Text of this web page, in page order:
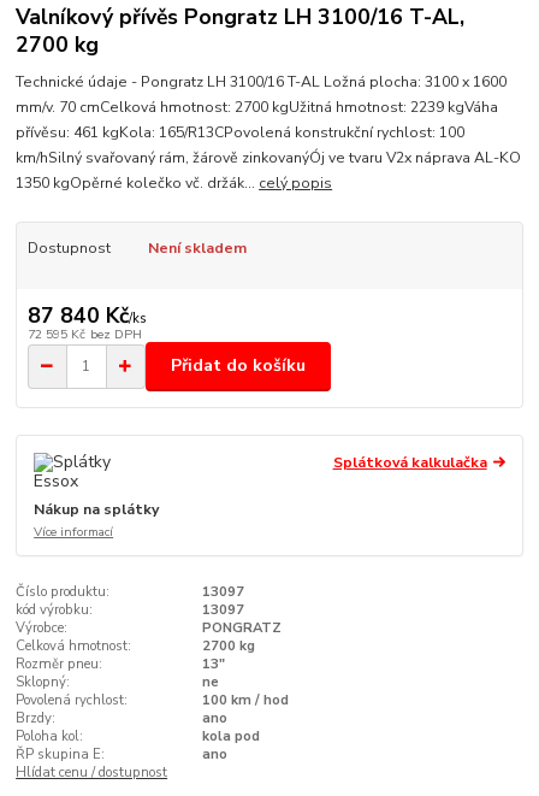
Valníkový přívěs Pongratz LH 3100/16 T-AL,
2700 kg
Technické údaje - Pongratz LH 3100/16 T-AL Ložná plocha: 3100 x 1600
mm/v. 70 cmCelková hmotnost: 2700 kgUžitná hmotnost: 2239 kgVáha
přívěsu: 461 kgKola: 165/R13CPovolená konstrukční rychlost: 100
km/hSilný svařovaný rám, žárově zinkovanýÓj ve tvaru V2x náprava AL-KO
1350 kgOpěrné kolečko vč. držák... celý popis
Dostupnost Není skladem
87 840 Kč/ks
72 595 Kč bez DPH
Přidat do košíku
Splátková kalkulačka
Nákup na splátky
Více informací
Číslo produktu:
13097
kód výrobku:
13097
Výrobce:
PONGRATZ
Celková hmotnost:
2700 kg
Rozměr pneu:
13"
Sklopný:
ne
Povolená rychlost:
100 km / hod
Brzdy:
ano
Poloha kol:
kola pod
ŘP skupina E:
ano
Hlídat cenu / dostupnost